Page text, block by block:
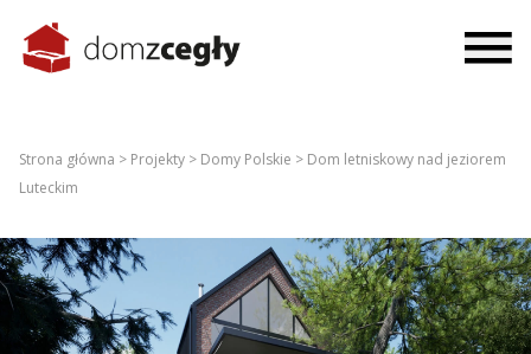
Strona główna > Projekty > Domy Polskie > Dom letniskowy nad jeziorem
Luteckim